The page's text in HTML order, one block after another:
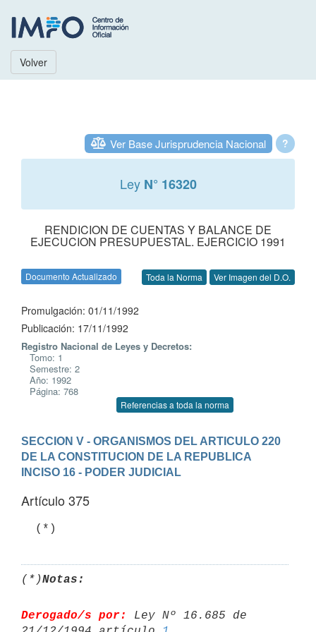
Volver
?
Ver Base Jurisprudencia Nacional
Ley N° 16320
RENDICION DE CUENTAS Y BALANCE DE
EJECUCION PRESUPUESTAL. EJERCICIO 1991
Documento Actualizado Toda la Norma Ver Imagen del D.O.
Promulgación: 01/11/1992
Publicación: 17/11/1992
Registro Nacional de Leyes y Decretos:
Tomo: 1
Semestre: 2
Año: 1992
Página: 768
Referencias a toda la norma
SECCION V - ORGANISMOS DEL ARTICULO 220
DE LA CONSTITUCION DE LA REPUBLICA
INCISO 16 - PODER JUDICIAL
Artículo 375
(*)Notas:
Derogado/s por:
Ley Nº 16.685 de